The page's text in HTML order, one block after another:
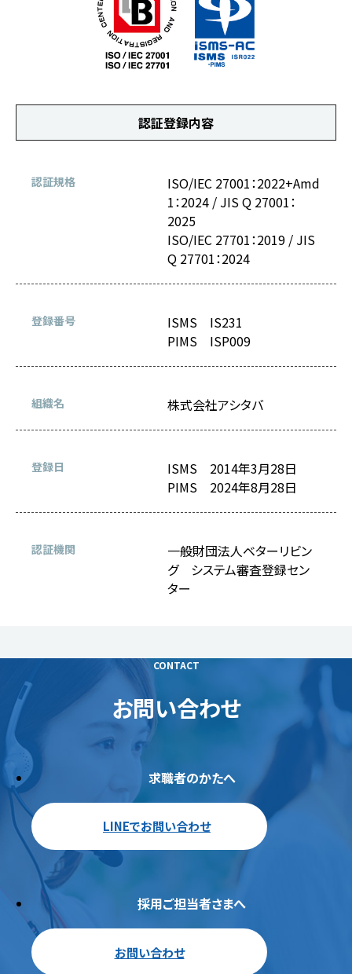
認証登録内容
認証規格
ISO/IEC 27001：2022+Amd
1：2024 / JIS Q 27001：
2025
ISO/IEC 27701：2019 / JIS
Q 27701：2024
登録番号
ISMS IS231
PIMS ISP009
組織名 株式会社アシタバ
登録日
ISMS 2014年3月28日
PIMS 2024年8月28日
認証機関
一般財団法人ベターリビン
グ システム審査登録セン
ター
CONTACT
お問い合わせ
求職者のかたへ
LINEでお問い合わせ
採用ご担当者さまへ
お問い合わせ